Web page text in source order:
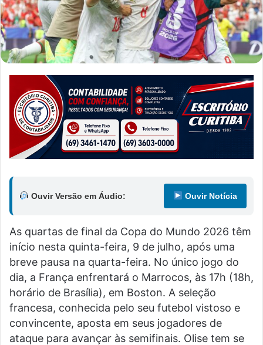
Ouvir Versão em Áudio: Ouvir Notícia
As quartas de final da Copa do Mundo 2026 têm
início nesta quinta-feira, 9 de julho, após uma
breve pausa na quarta-feira. No único jogo do
dia, a França enfrentará o Marrocos, às 17h (18h,
horário de Brasília), em Boston. A seleção
francesa, conhecida pelo seu futebol vistoso e
convincente, aposta em seus jogadores de
ataque para avançar às semifinais. Olise tem se